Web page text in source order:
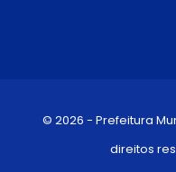
© 2026 - Prefeitura
direitos